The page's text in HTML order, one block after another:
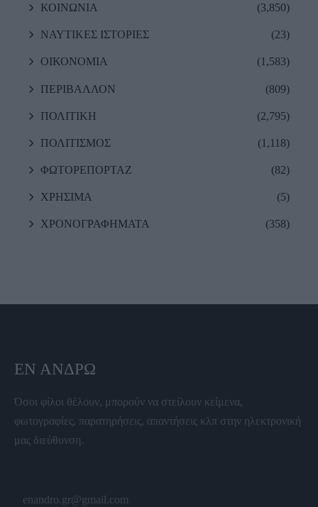
ΚΟΙΝΩΝΙΑ (3,850)
ΝΑΥΤΙΚΕΣ ΙΣΤΟΡΙΕΣ (23)
ΟΙΚΟΝΟΜΙΑ (1,583)
ΠΕΡΙΒΑΛΛΟΝ (809)
ΠΟΛΙΤΙΚΗ (2,795)
ΠΟΛΙΤΙΣΜΟΣ (1,118)
ΦΩΤΟΡΕΠΟΡΤΑΖ (82)
ΧΡΗΣΙΜΑ (5)
ΧΡΟΝΟΓΡΑΦΗΜΑΤΑ (358)
ΕΝ ΆΝΔΡΩ
Όσοι φίλοι θέλουν, μπορούν να στείλουν κείμενα,
φωτογραφίες, παρατηρήσεις, απαντήσεις κλπ στην ηλεκτρονική
μας διεύθυνση.
enandro.gr@gmail.com